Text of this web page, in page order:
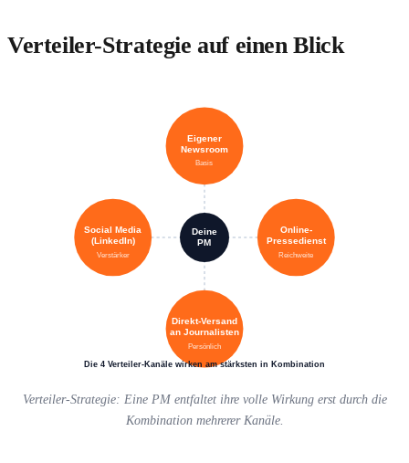
Verteiler-Strategie auf einen Blick
Eigener
Newsroom
Basis
Online-
Pressedienst
Reichweite
Direkt-Versand
an Journalisten
Persönlich
Social Media
(LinkedIn)
Verstärker
Deine
PM
Die 4 Verteiler-Kanäle wirken am stärksten in Kombination
Verteiler-Strategie: Eine PM entfaltet ihre volle Wirkung erst durch die
Kombination mehrerer Kanäle.